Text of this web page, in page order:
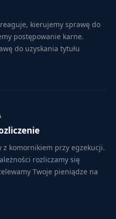
kierujemy sprawę do
postępowanie karne.
do uzyskania tytułu
z komornikiem przy egzekucji.
rozliczamy się
Twoje pieniądze na